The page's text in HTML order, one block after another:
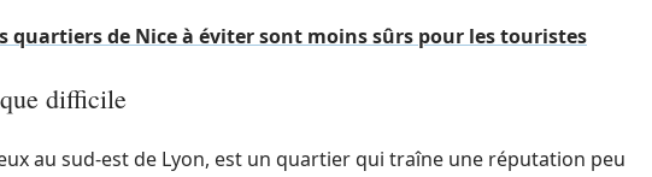
quartiers de Nice à éviter sont moins sûrs pour les touristes
difficile
au sud-est de Lyon, est un quartier qui traîne une réputation peu